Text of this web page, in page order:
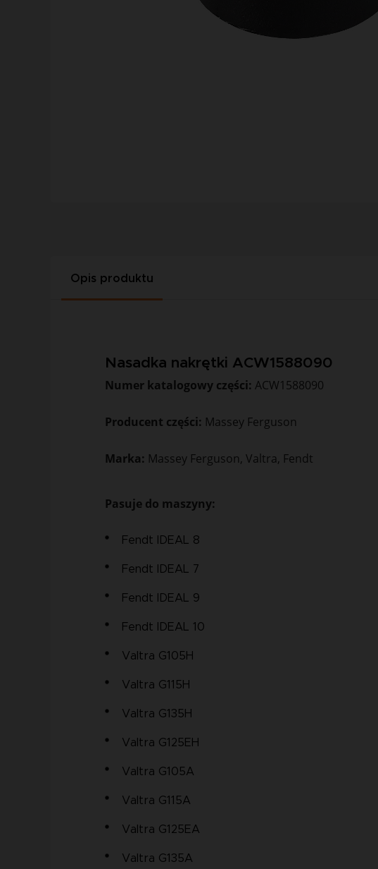
Opis produktu
Nasadka nakrętki ACW1588090
Numer katalogowy części: ACW1588090
Producent części: Massey Ferguson
Marka: Massey Ferguson, Valtra, Fendt
Pasuje do maszyny:
Fendt IDEAL 8
Fendt IDEAL 7
Fendt IDEAL 9
Fendt IDEAL 10
Valtra G105H
Valtra G115H
Valtra G135H
Valtra G125EH
Valtra G105A
Valtra G115A
Valtra G125EA
Valtra G135A